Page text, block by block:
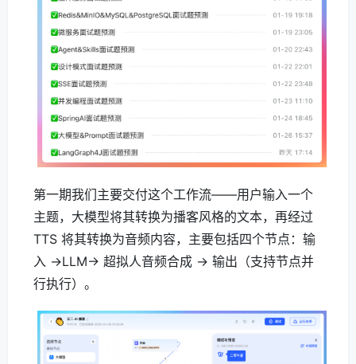
第一期我们主要交付这个工作流——用户输入一个
主题，大模型将其转换为播客风格的文本，再经过
TTS 将其转换为音频内容，主要包括四个节点：输
入 →LLM→ 超拟人音频合成 → 输出（支持节点并
行执行）。